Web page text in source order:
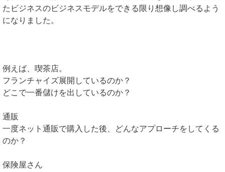
たビジネスのビジネスモデルをできる限り想像し調べるよう
になりました。
例えば、喫茶店。
フランチャイズ展開しているのか？
どこで一番儲けを出しているのか？
通販
一度ネット通販で購入した後、どんなアプローチをしてくる
のか？
保険屋さん